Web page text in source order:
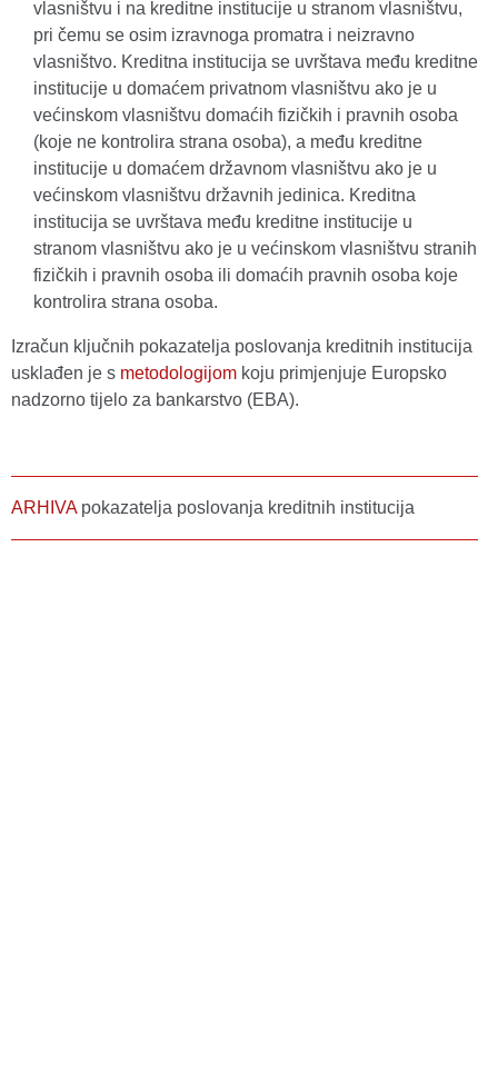
vlasništvu i na kreditne institucije u stranom vlasništvu,
pri čemu se osim izravnoga promatra i neizravno
vlasništvo. Kreditna institucija se uvrštava među kreditne
institucije u domaćem privatnom vlasništvu ako je u
većinskom vlasništvu domaćih fizičkih i pravnih osoba
(koje ne kontrolira strana osoba), a među kreditne
institucije u domaćem državnom vlasništvu ako je u
većinskom vlasništvu državnih jedinica. Kreditna
institucija se uvrštava među kreditne institucije u
stranom vlasništvu ako je u većinskom vlasništvu stranih
fizičkih i pravnih osoba ili domaćih pravnih osoba koje
kontrolira strana osoba.
Izračun ključnih pokazatelja poslovanja kreditnih institucija
usklađen je s metodologijom koju primjenjuje Europsko
nadzorno tijelo za bankarstvo (EBA).
ARHIVApokazatelja poslovanja kreditnih institucija